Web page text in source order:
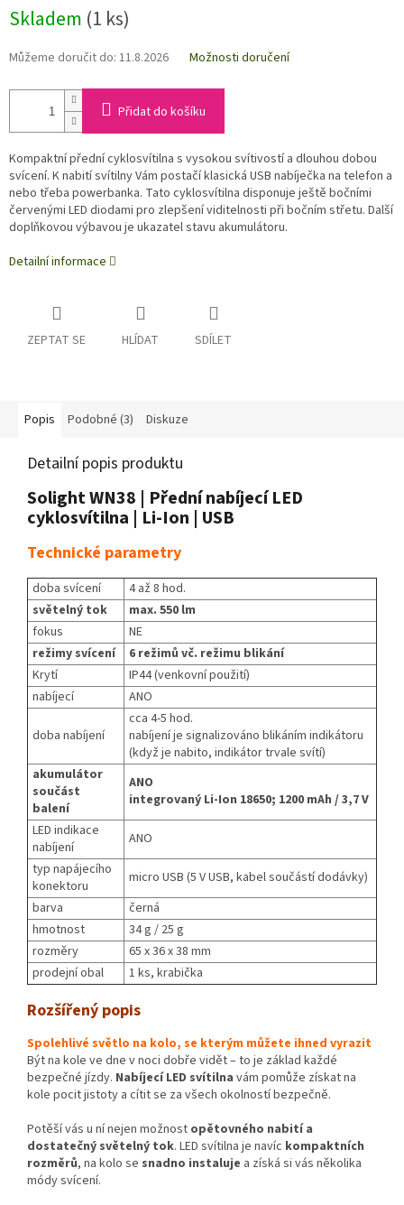
Skladem (1 ks)
Můžeme doručit do: 11.8.2026 Možnosti doručení
Přidat do košíku
Kompaktní přední cyklosvítilna s vysokou svítivostí a dlouhou dobou
svícení. K nabití svítilny Vám postačí klasická USB nabíječka na telefon a
nebo třeba powerbanka. Tato cyklosvítilna disponuje ještě bočními
červenými LED diodami pro zlepšení viditelnosti při bočním střetu. Další
doplňkovou výbavou je ukazatel stavu akumulátoru.
Detailní informace
ZEPTAT SE HLÍDAT SDÍLET
Popis Podobné (3) Diskuze
Detailní popis produktu
Solight WN38 | Přední nabíjecí LED
cyklosvítilna | Li-Ion | USB
Technické parametry
doba svícení
4 až 8 hod.
světelný tok
max. 550 lm
fokus
NE
režimy svícení
6 režimů vč. režimu blikání
Krytí
IP44 (venkovní použití)
nabíjecí
ANO
doba nabíjení
cca 4-5 hod.
nabíjení je signalizováno blikáním indikátoru
(když je nabito, indikátor trvale svítí)
akumulátor
součást
balení
ANO
integrovaný Li-Ion 18650; 1200 mAh / 3,7 V
LED indikace
nabíjení
ANO
typ napájecího
konektoru
micro USB (5 V USB, kabel součástí dodávky)
barva
černá
hmotnost
34 g / 25 g
rozměry
65 x 36 x 38 mm
prodejní obal
1 ks, krabička
Rozšířený popis
Spolehlivé světlo na kolo, se kterým můžete ihned vyrazit
Být na kole ve dne v noci dobře vidět – to je základ každé
bezpečné jízdy. Nabíjecí LED svítilna vám pomůže získat na
kole pocit jistoty a cítit se za všech okolností bezpečně.
Potěší vás u ní nejen možnost opětovného nabití a
dostatečný světelný tok. LED svítilna je navíc kompaktních
rozměrů, na kolo se snadno instaluje a získá si vás několika
módy svícení.